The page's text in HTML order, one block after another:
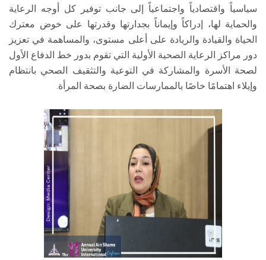
سياسياً واقتصادياً واجتماعياً إلى جانب توفير كل أوجه الرعاية
والحماية لها، إدراكاً وإيماناً بجدارتها وقدرتها على خوض معترك
الحياة والقيادة والريادة على أعلى مستوى، والمساهمة في تعزيز
دور مراكز الرعاية الصحية الأولية التي تقوم بدور خط الدفاع الأول
لصحة الأسرة والمشاركة في التوعية والتثقيف الصحي بانتظام
وإيلاء اهتمامًا خاصًا بالممارسات الضارة بصحة المرأة.